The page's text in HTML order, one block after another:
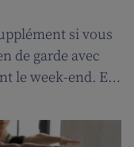
si vous
de garde avec
le week-end. En
de garde.